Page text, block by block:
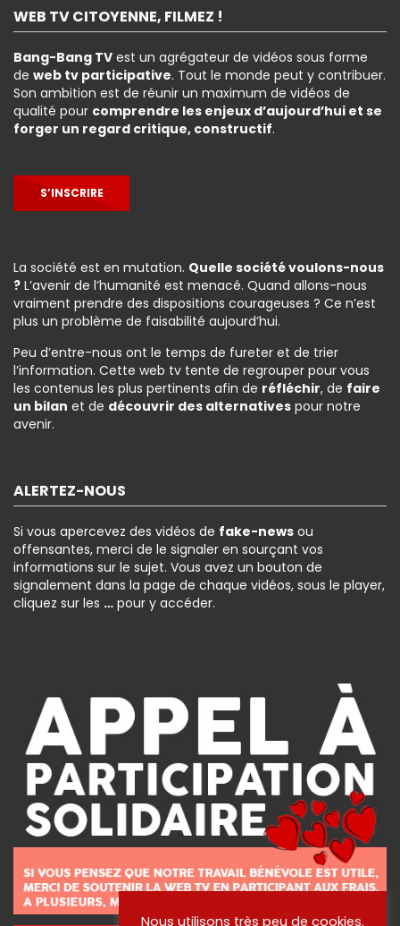
WEB TV CITOYENNE, FILMEZ !
Bang-Bang TV est un agrégateur de vidéos sous forme
de web tv participative. Tout le monde peut y contribuer.
Son ambition est de réunir un maximum de vidéos de
qualité pour comprendre les enjeux d’aujourd’hui et se
forger un regard critique, constructif.
S’INSCRIRE
La société est en mutation. Quelle société voulons-nous
? L’avenir de l’humanité est menacé. Quand allons-nous
vraiment prendre des dispositions courageuses ? Ce n’est
plus un problème de faisabilité aujourd’hui.
Peu d’entre-nous ont le temps de fureter et de trier
l’information. Cette web tv tente de regrouper pour vous
les contenus les plus pertinents afin de réfléchir, de faire
un bilan et de découvrir des alternatives pour notre
avenir.
ALERTEZ-NOUS
Si vous apercevez des vidéos de fake-news ou
offensantes, merci de le signaler en sourçant vos
informations sur le sujet. Vous avez un bouton de
signalement dans la page de chaque vidéos, sous le player,
cliquez sur les … pour y accéder.
Nous utilisons très peu de cookies.